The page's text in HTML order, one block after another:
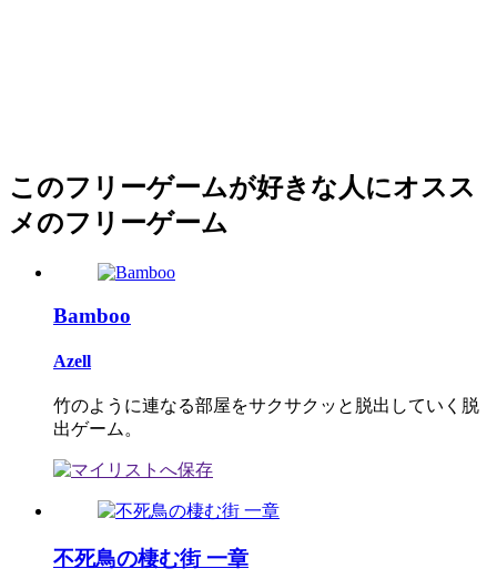
このフリーゲームが好きな人にオスス
メのフリーゲーム
Bamboo
Azell
竹のように連なる部屋をサクサクッと脱出していく脱
出ゲーム。
不死鳥の棲む街 一章